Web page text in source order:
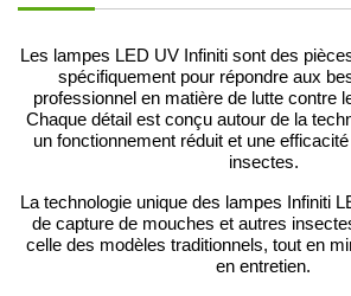
Les lampes LED UV Infiniti sont des
spécifiquement pour répondre aux
professionnel en matière de lutte contre
Chaque détail est conçu autour de la
un fonctionnement réduit et une
insectes.
La technologie unique des lampes Infiniti
de capture de mouches et autres
celle des modèles traditionnels, tout en
en entretien.